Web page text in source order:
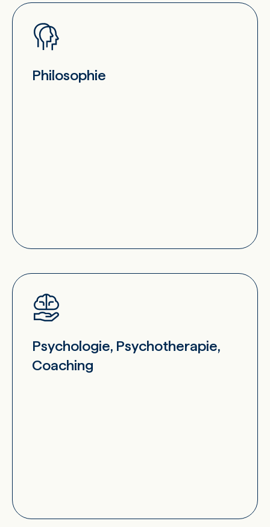
Philosophie
Psychologie, Psychotherapie,
Coaching